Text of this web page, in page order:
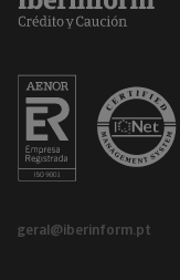
geral@iberinform.pt